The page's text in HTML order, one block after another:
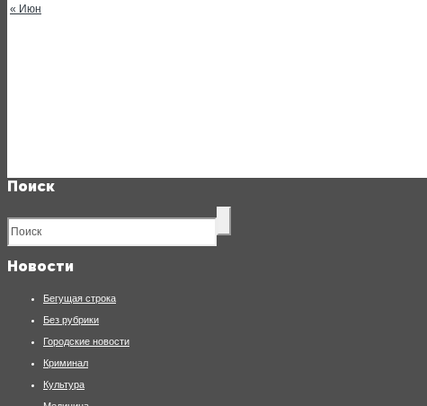
« Июн
Поиск
Новости
Бегущая строка
Без рубрики
Городские новости
Криминал
Культура